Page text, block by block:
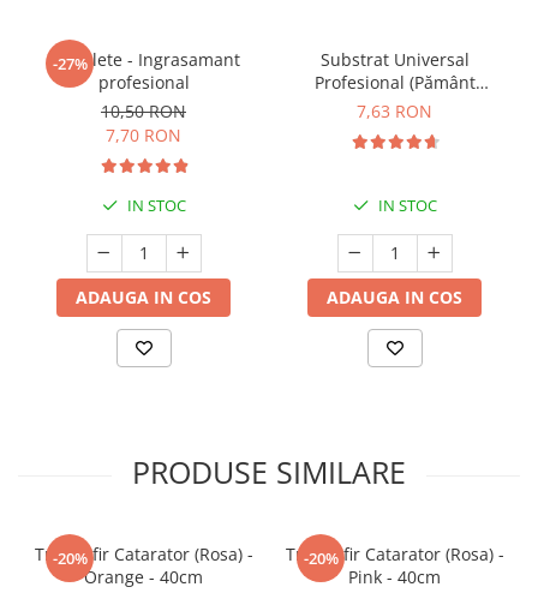
-27%
5 Tablete - Ingrasamant
profesional
10,50 RON
7,70 RON
IN STOC
ADAUGA IN COS
Substrat Universal
Profesional (Pământ
Premium) - 5 L
7,63 RON
IN STOC
ADAUGA IN COS
PRODUSE SIMILARE
-20%
Trandafir Catarator (Rosa) -
Orange - 40cm
-20%
Trandafir Catarator (Rosa) -
Pink - 40cm